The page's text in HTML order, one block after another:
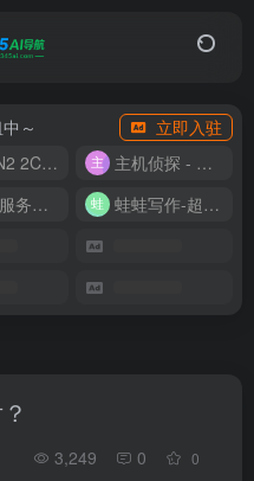
～
立即入驻
香港CN2 2C2G20M 9.9/月
主机侦探 - 少花钱，用好云
海外云服务器全网最低价 蛙蛙写作-超级AI智能写作助手
3,249 0 0